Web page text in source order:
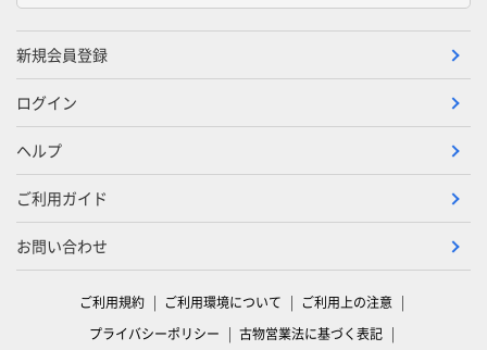
新規会員登録
ログイン
ヘルプ
ご利用ガイド
お問い合わせ
ご利用規約 ご利用環境について
ご利用上の注意
プライバシーポリシー
古物営業法に基づく表記